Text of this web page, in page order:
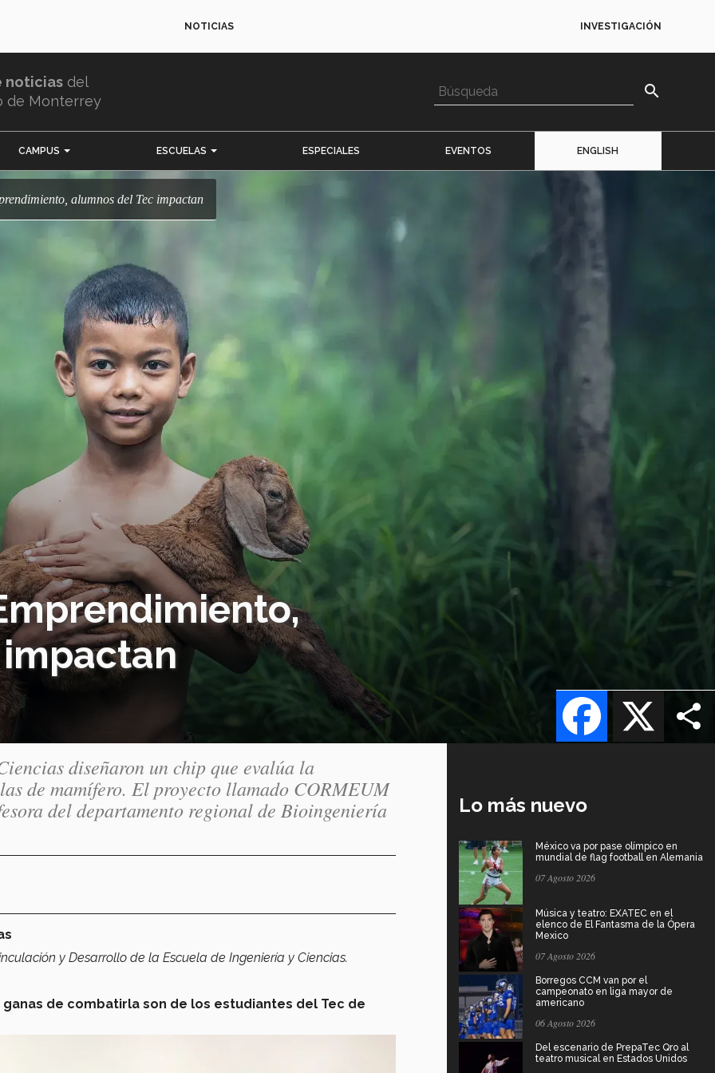
NOTICIAS INVESTIGACIÓN
noticias del
de Monterrey
search
CAMPUS ESCUELAS ESPECIALES EVENTOS ENGLISH
alumnos del Tec impactan
X
Facebook
diseñaron un chip que evalúa la
de mamífero. El proyecto llamado CORMEUM
del departamento regional de Bioingeniería
y Desarrollo de la Escuela de Ingeniería y Ciencias.
de combatirla son de los estudiantes del Tec de
Lo más nuevo
México va por pase olímpico en
mundial de flag football en Alemania
07 Agosto 2026
Música y teatro: EXATEC en el
elenco de El Fantasma de la Ópera
Mexico
07 Agosto 2026
Borregos CCM van por el
campeonato en liga mayor de
americano
06 Agosto 2026
Del escenario de PrepaTec Qro al
teatro musical en Estados Unidos